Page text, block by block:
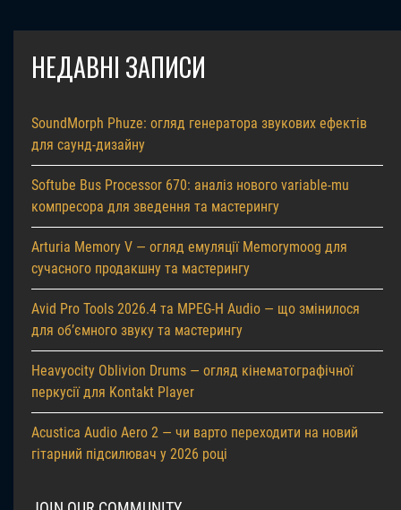
НЕДАВНІ ЗАПИСИ
SoundMorph Phuze: огляд генератора звукових ефектів
для саунд-дизайну
Softube Bus Processor 670: аналіз нового variable-mu
компресора для зведення та мастерингу
Arturia Memory V — огляд емуляції Memorymoog для
сучасного продакшну та мастерингу
Avid Pro Tools 2026.4 та MPEG-H Audio — що змінилося
для об’ємного звуку та мастерингу
Heavyocity Oblivion Drums — огляд кінематографічної
перкусії для Kontakt Player
Acustica Audio Aero 2 — чи варто переходити на новий
гітарний підсилювач у 2026 році